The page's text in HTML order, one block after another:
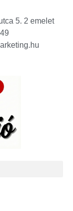
5. 2 emelet